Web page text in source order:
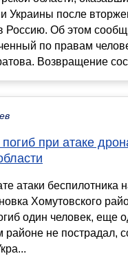
Украины после
Россию. Об этом
по правам
Возвращение
при атаке
атаки беспилотника
Хомутовского
один человек, еще
районе не пострадал,